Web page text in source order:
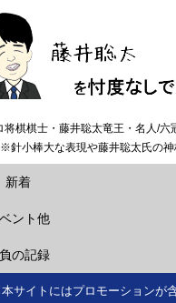
将棋棋士・藤井聡太竜王・名人/六
針小棒大な表現や藤井聡太氏の
新着
ント他
の記録
サイトにはプロモーションが